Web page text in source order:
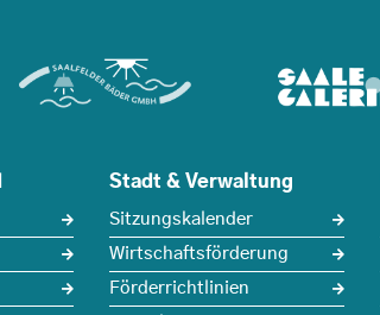
Stadt & Verwaltung
Sitzungskalender
Wirtschaftsförderung
Förderrichtlinien